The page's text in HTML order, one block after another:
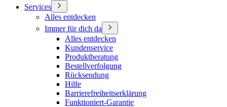
Services
Alles entdecken
Immer für dich da
Alles entdecken
Kundenservice
Produktberatung
Bestellverfolgung
Rücksendung
Hilfe
Barrierefreiheitserklärung
Funktioniert-Garantie